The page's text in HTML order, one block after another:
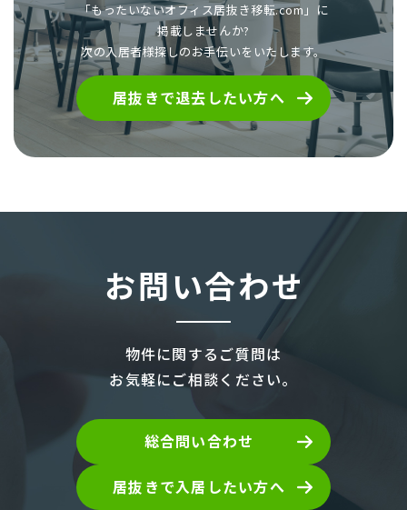
「もったいないオフィス居抜き移転.com」に
掲載しませんか?
次の入居者様探しのお手伝いをいたします。
居抜きで退去したい方へ
お問い合わせ
物件に関するご質問は
お気軽にご相談ください。
総合問い合わせ
居抜きで入居したい方へ